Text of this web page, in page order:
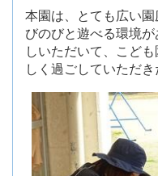
本園は、とても広い
びのびと遊べる環境
しいただいて、こど
しく過ごしていただき